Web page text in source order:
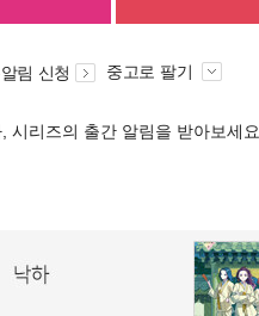
림 신청 중고로 팔기
시리즈의 출간 알림을 받아보세요